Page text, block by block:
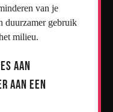
van je
duurzamer gebruik
milieu.
aan
aan een